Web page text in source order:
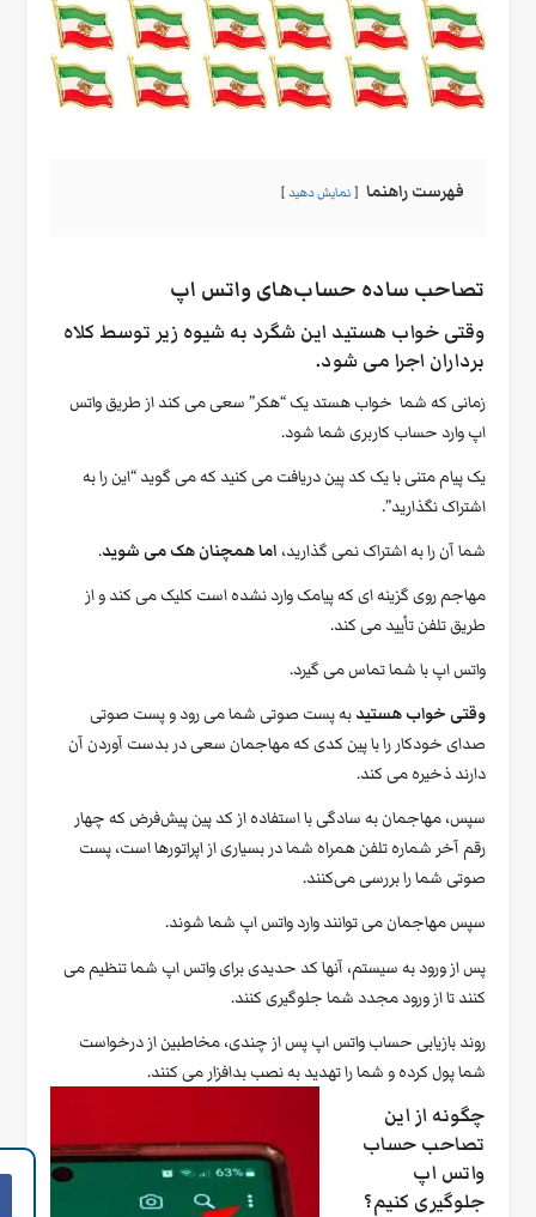
فهرست راهنما نمایش دهید
تصاحب ساده حساب‌های واتس‌ اپ
وقتی خواب هستید این شگرد به شیوه زیر توسط کلاه
برداران اجرا می شود.
زمانی که شما خواب هستد یک “هکر” سعی می کند از طریق واتس
اپ وارد حساب کاربری شما شود.
یک پیام متنی با یک کد پین دریافت می کنید که می گوید “این را به
اشتراک نگذارید”.
شما آن را به اشتراک نمی گذارید، اما همچنان هک می شوید.
مهاجم روی گزینه ای که پیامک وارد نشده است کلیک می کند و از
طریق تلفن تأیید می کند.
واتس اپ با شما تماس می گیرد.
وقتی خواب هستیدبه پست صوتی شما می رود و پست صوتی
صدای خودکار را با پین کدی که مهاجمان سعی در بدست آوردن آن
دارند ذخیره می کند.
سپس، مهاجمان به سادگی با استفاده از کد پین پیش‌فرض که چهار
رقم آخر شماره تلفن همراه شما در بسیاری از اپراتورها است، پست
صوتی شما را بررسی می‌کنند.
سپس مهاجمان می توانند وارد واتس اپ شما شوند.
پس از ورود به سیستم، آنها کد حدیدی برای واتس اپ شما تنظیم می
کنند تا از ورود مجدد شما جلوگیری کنند.
روند بازیابی حساب واتس اپ پس از چندی، مخاطبین از درخواست
شما پول کرده و شما را تهدید به نصب بدافزار می کنند.
چگونه از این
تصاحب حساب
واتس اپ
جلوگیری کنیم؟